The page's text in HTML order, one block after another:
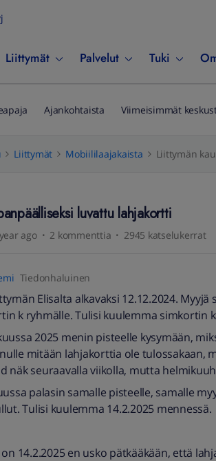
Liittymät Palvelut Tuki
Ajankohtaista Viimeisimmät
Liittymät Mobiililaajakaista Liittymän
luvattu lahjakortti
ago 2 kommenttia 2945 katselukerrat
Tiedonhaluinen
Elisalta alkavaksi 12.12.2024.
k ryhmälle. Tulisi kuulemma simkortin
2025 menin pisteelle kysymään,
mitään lahjakorttia ole tulossakaan,
näk seuraavalla viikolla, mutta
palasin samalle pisteelle, samalle
Tulisi kuulemma 14.2.2025 mennessä.
14.2.2025 en usko pätkääkään, että